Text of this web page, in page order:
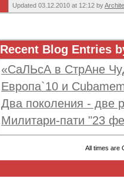
Updated 03.12.2010 at 12:12 by
Recent Blog Entries
«СаЛЬсА в СтрАне
Европа`10 и
Два поколения - две
Милитари-пати "23
All times are